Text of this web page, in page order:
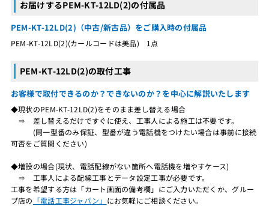
お届けするPEM-KT-12LD(2)の付属品
PEM-KT-12LD(2)（中古/新古品）をご購入時の付属品
PEM-KT-12LD(2)(カールコードは美品) 1点
PEM-KT-12LD(2)の取付工事
お客様で取付できるのか？できないのか？を中心に解説いたします
◆現状のPEM-KT-12LD(2)をそのまま差し替える場合
⇒ 差し替えるだけですぐに使え、工事人による施工は不要です。
(同一型番のみ保証、型番が違う電話機をつけたい場合は事前に接続
可否をご質問ください)
◆増設の場合(現状、電話配線がない箇所へ電話機を増やすケース)
⇒ 工事人による配線工事とデータ設定工事が必要です。
工事を希望する方は「カート画面の備考欄」にご入力いただくか、グルー
プ店の 「電話工事ジャパン」 にお気軽にご相談ください。